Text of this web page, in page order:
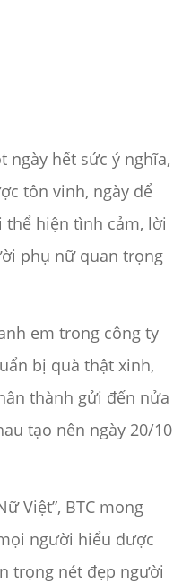
ngày hết sức ý nghĩa,
tôn vinh, ngày để
thể hiện tình cảm, lời
phụ nữ quan trọng
em trong công ty
bị quà thật xinh,
thành gửi đến nửa
tạo nên ngày 20/10
Việt”, BTC mong
người hiểu được
trọng nét đẹp người